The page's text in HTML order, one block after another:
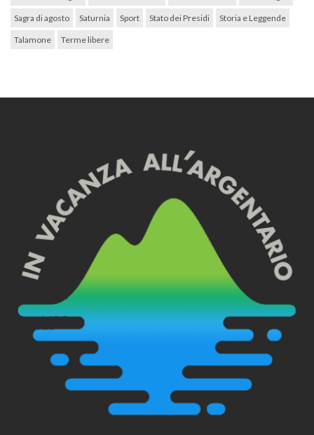
Sagra di agosto Saturnia Sport Stato dei Presidi Storia e Leggende
Talamone Terme libere